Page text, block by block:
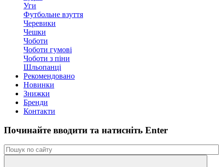
Уги
Футбольне взуття
Черевики
Чешки
Чоботи
Чоботи гумові
Чоботи з піни
Шльопанці
Рекомендовано
Новинки
Знижки
Бренди
Контакти
Починайте вводити та натиснiть Enter